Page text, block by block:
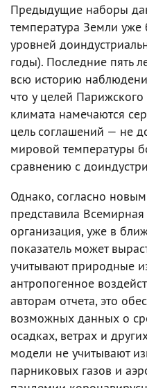
Предыдущие наборы
температура Земли
уровней
годы). Последние пять
всю историю
что у целей
климата намечаются
цель соглашений — не
мировой температуры
сравнению с
Однако, согласно
представила
организация, уже в
показатель может
учитывают природные
антропогенное
авторам отчета, это
возможных данных о
осадках, ветрах и
модели не учитывают
парниковых газов и